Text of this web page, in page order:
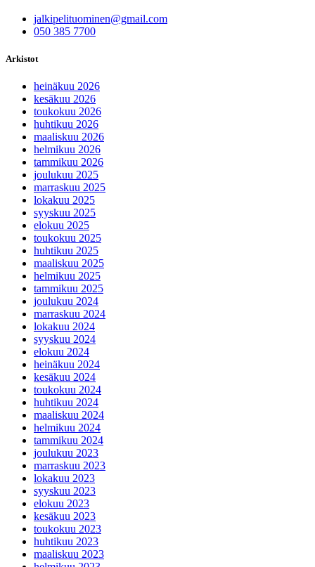
jalkipelituominen@gmail.com
050 385 7700
Arkistot
heinäkuu 2026
kesäkuu 2026
toukokuu 2026
huhtikuu 2026
maaliskuu 2026
helmikuu 2026
tammikuu 2026
joulukuu 2025
marraskuu 2025
lokakuu 2025
syyskuu 2025
elokuu 2025
toukokuu 2025
huhtikuu 2025
maaliskuu 2025
helmikuu 2025
tammikuu 2025
joulukuu 2024
marraskuu 2024
lokakuu 2024
syyskuu 2024
elokuu 2024
heinäkuu 2024
kesäkuu 2024
toukokuu 2024
huhtikuu 2024
maaliskuu 2024
helmikuu 2024
tammikuu 2024
joulukuu 2023
marraskuu 2023
lokakuu 2023
syyskuu 2023
elokuu 2023
kesäkuu 2023
toukokuu 2023
huhtikuu 2023
maaliskuu 2023